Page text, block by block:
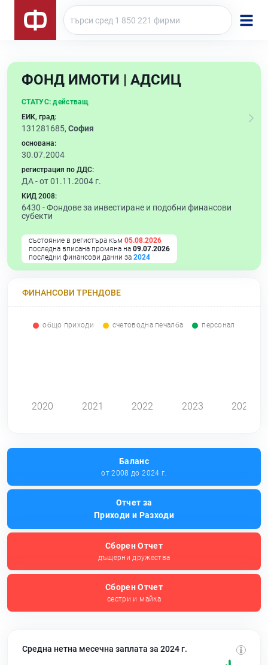
ФОНД ИМОТИ | АДСИЦ
СТАТУС: действащ
ЕИК, град:
131281685, София
основана:
30.07.2004
регистрация по ДДС:
ДА - от 01.11.2004 г.
КИД 2008:
6430 -Фондове за инвестиране и подобни финансови
субекти
състояние в регистъра към 05.08.2026
последна вписана промяна на 09.07.2026
последни финансови данни за 2024
ФИНАНСОВИ ТРЕНДОВЕ
общо приходи счетоводна печалба персонал
2020 2021 2022 2023 2024
Баланс
от 2008 до 2024 г.
Отчет за
Приходи и Разходи
Сборен Отчет
дъщерни дружества
Сборен Отчет
сестри и майка
Средна нетна месечна заплата за 2024 г.